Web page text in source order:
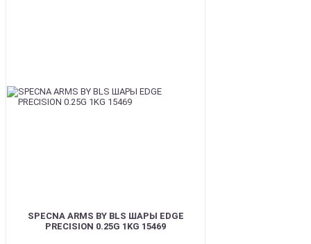
SPECNA ARMS BY BLS ШАРЫ EDGE
PRECISION 0.25G 1KG 15469